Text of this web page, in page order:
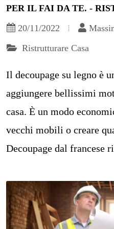
PER IL FAI DA TE. -
20/11/2022
Ristrutturare Casa
Il decoupage su legno è
aggiungere bellissimi
casa. È un modo
vecchi mobili o creare
Decoupage dal francese